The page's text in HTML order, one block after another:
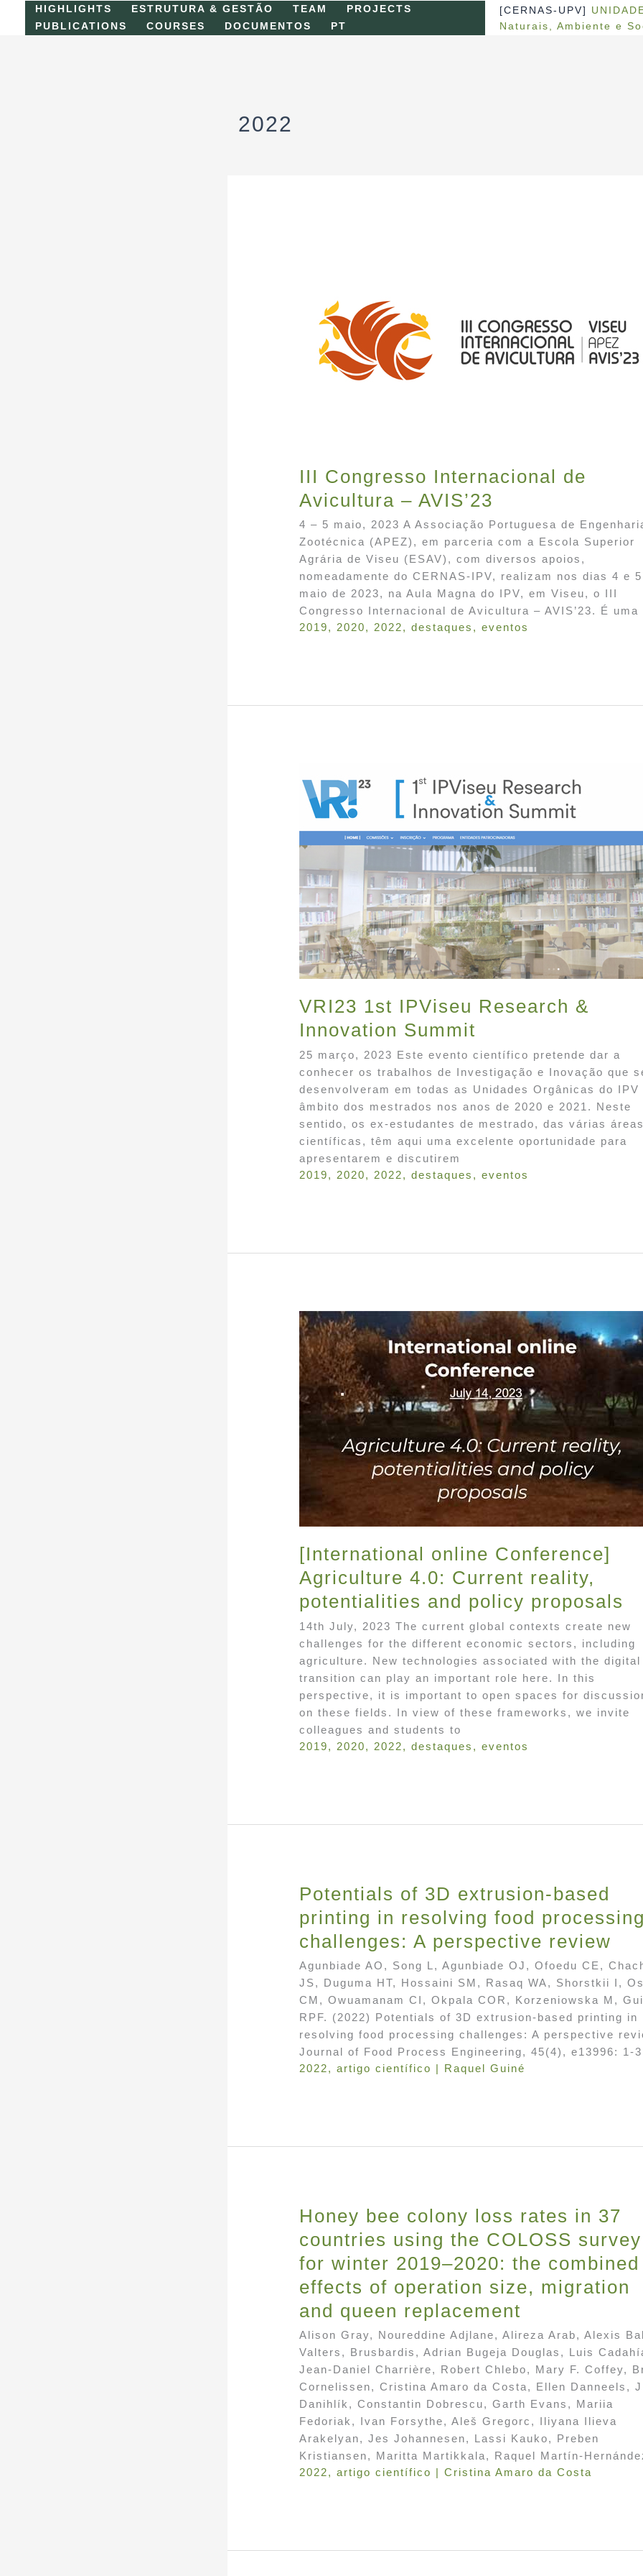
HIGHLIGHTS ESTRUTURA & GESTÃO TEAM
PROJECTS
PUBLICATIONS
COURSES DOCUMENTOS PT
[CERNAS-UPV]
Naturais, Ambiente e
2022
III Congresso Internacional de
Avicultura – AVIS’23
4 – 5 maio, 2023 A Associação Portuguesa de
Zootécnica (APEZ), em parceria com a Escola Superior
Agrária de Viseu (ESAV), com diversos apoios,
nomeadamente do CERNAS-IPV, realizam nos dias 4 e
maio de 2023, na Aula Magna do IPV, em Viseu, o III
Congresso Internacional de Avicultura – AVIS’23. É
2019, 2020, 2022,destaques ,eventos
VRI23 1st IPViseu Research &
Innovation Summit
25 março, 2023 Este evento científico pretende dar a
conhecer os trabalhos de Investigação e Inovação que
desenvolveram em todas as Unidades Orgânicas do IPV
âmbito dos mestrados nos anos de 2020 e 2021. Neste
sentido, os ex-estudantes de mestrado, das várias
científicas, têm aqui uma excelente oportunidade para
apresentarem e discutirem
2019, 2020, 2022,destaques ,eventos
[International online Conference]
Agriculture 4.0: Current reality,
potentialities and policy proposals
14th July, 2023 The current global contexts create new
challenges for the different economic sectors, including
agriculture. New technologies associated with the digital
transition can play an important role here. In this
perspective, it is important to open spaces for
on these fields. In view of these frameworks, we invite
colleagues and students to
2019, 2020, 2022,destaques ,eventos
Potentials of 3D extrusion-based
printing in resolving food
challenges: A perspective review
Agunbiade AO, Song L, Agunbiade OJ, Ofoedu CE,
JS, Duguma HT, Hossaini SM, Rasaq WA, Shorstkii I,
CM, Owuamanam CI, Okpala COR, Korzeniowska M,
RPF. (2022) Potentials of 3D extrusion-based printing in
resolving food processing challenges: A perspective
Journal of Food Process Engineering, 45(4), e13996: 1-
2022,artigo científico | Raquel Guiné
Honey bee colony loss rates in 37
countries using the COLOSS survey
for winter 2019–2020: the combined
effects of operation size, migration
and queen replacement
Alison Gray, Noureddine Adjlane, Alireza Arab, Alexis
Valters, Brusbardis, Adrian Bugeja Douglas, Luis
Jean-Daniel Charrière, Robert Chlebo, Mary F. Coffey,
Cornelissen, Cristina Amaro da Costa, Ellen Danneels,
Danihlík, Constantin Dobrescu, Garth Evans, Mariia
Fedoriak, Ivan Forsythe, Aleš Gregorc, Iliyana Ilieva
Arakelyan, Jes Johannesen, Lassi Kauko, Preben
Kristiansen, Maritta Martikkala, Raquel Martín-
2022,artigo científico |Cristina Amaro da Costa